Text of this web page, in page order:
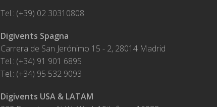
Tel.: (+39) 02 30310808
Digivents Spagna
Carrera de San Jerónimo 15 - 2, 28014 Madrid
Tel.: (+34) 91 901 6895
Tel.: (+34) 95 532 9093
Digivents USA & LATAM